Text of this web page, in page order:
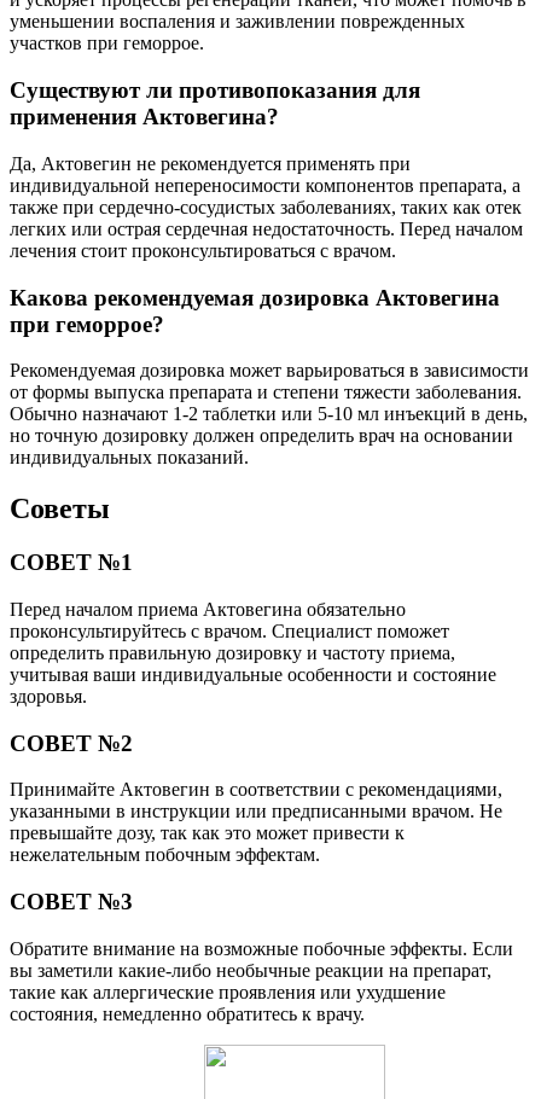
уменьшении воспаления и заживлении поврежденных
участков при геморрое.
Существуют ли противопоказания для
применения Актовегина?
Да, Актовегин не рекомендуется применять при
индивидуальной непереносимости компонентов препарата, а
также при сердечно-сосудистых заболеваниях, таких как отек
легких или острая сердечная недостаточность. Перед началом
лечения стоит проконсультироваться с врачом.
Какова рекомендуемая дозировка Актовегина
при геморрое?
Рекомендуемая дозировка может варьироваться в зависимости
от формы выпуска препарата и степени тяжести заболевания.
Обычно назначают 1-2 таблетки или 5-10 мл инъекций в день,
но точную дозировку должен определить врач на основании
индивидуальных показаний.
Советы
СОВЕТ №1
Перед началом приема Актовегина обязательно
проконсультируйтесь с врачом. Специалист поможет
определить правильную дозировку и частоту приема,
учитывая ваши индивидуальные особенности и состояние
здоровья.
СОВЕТ №2
Принимайте Актовегин в соответствии с рекомендациями,
указанными в инструкции или предписанными врачом. Не
превышайте дозу, так как это может привести к
нежелательным побочным эффектам.
СОВЕТ №3
Обратите внимание на возможные побочные эффекты. Если
вы заметили какие-либо необычные реакции на препарат,
такие как аллергические проявления или ухудшение
состояния, немедленно обратитесь к врачу.